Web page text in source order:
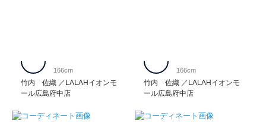
竹内 佐織
LALAHイオンモ
ール広島府中店
166cm
竹内 佐織
LALAHイオンモ
ール広島府中店
166cm